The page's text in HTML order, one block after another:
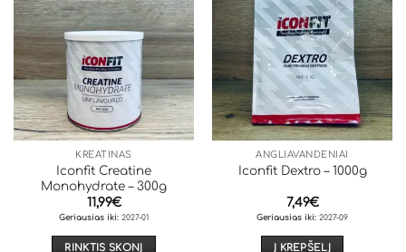
KREATINAS
Iconfit Creatine
Monohydrate – 300g
11,99€
Geriausias iki: 2027-01
RINKTIS SKONĮ
ANGLIAVANDENIAI
Iconfit Dextro – 1000g
7,49€
Geriausias iki: 2027-09
Į KREPŠELĮ